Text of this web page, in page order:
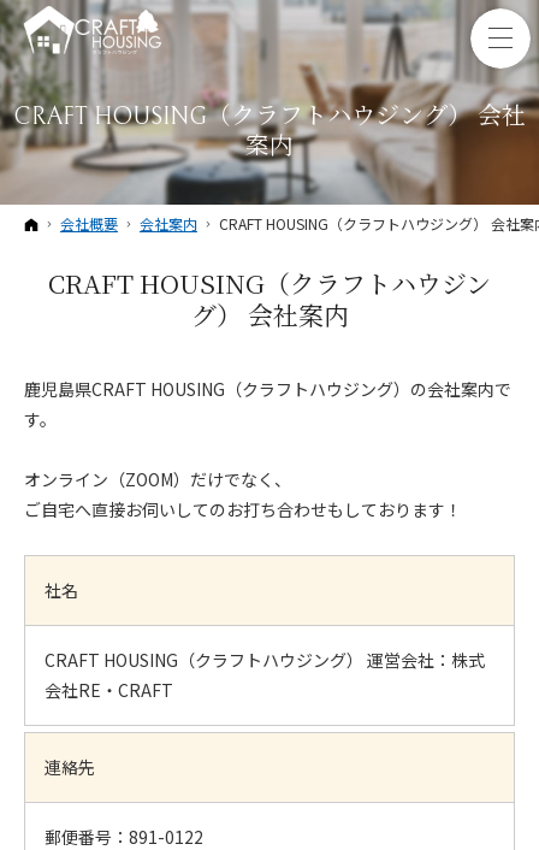
CRAFT HOUSING（クラフトハウジング） 会社
案内
ホーム
会社概要 会社案内 CRAFT HOUSING（クラフトハウジング） 会社案
CRAFT HOUSING（クラフトハウジン
グ） 会社案内
鹿児島県CRAFT HOUSING（クラフトハウジング）の会社案内で
す。
オンライン（ZOOM）だけでなく、
ご自宅へ直接お伺いしてのお打ち合わせもしております！
社名
CRAFT HOUSING（クラフトハウジング） 運営会社：株式
会社RE・CRAFT
連絡先
郵便番号：891-0122